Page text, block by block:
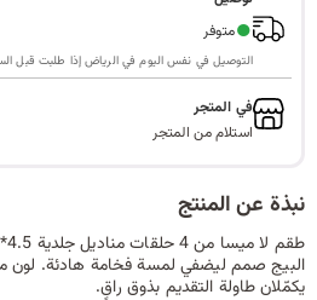
●متوفر
التوصيل في نفس اليوم في الرياض إذا طلبت قبل الساعة 11
في المتجر
استلام من المتجر
نبذة عن المنتج
البيج صمم ليضفي لمسة فخامة هادئة. لون
يكمّلان طاولة التقديم بذوق راقٍ.